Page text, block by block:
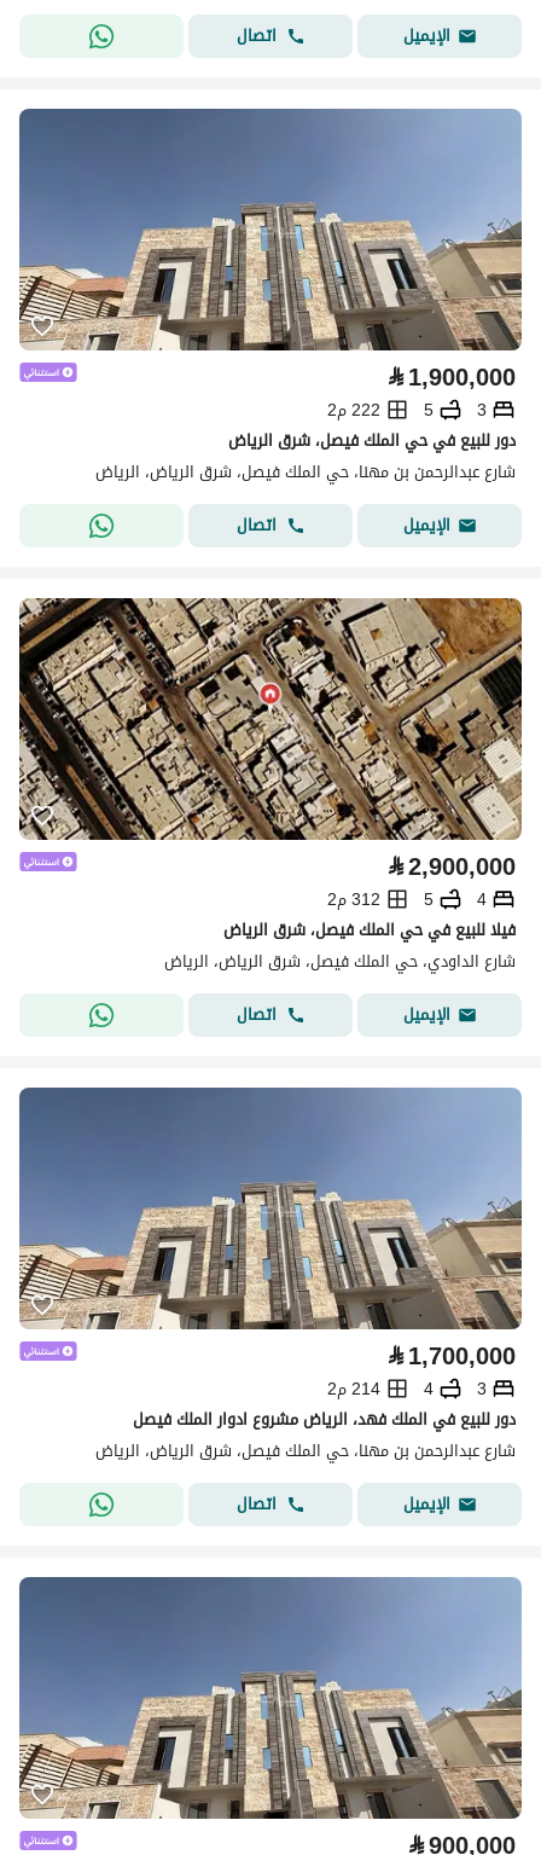
الإيميل
اتصال
⃁1,900,000
3
5
222 م2
دور للبيع في حي الملك فيصل، شرق الرياض
شارع عبدالرحمن بن مهنا، حي الملك فيصل، شرق الرياض، الرياض
الإيميل
اتصال
⃁2,900,000
4
5
312 م2
فيلا للبيع في حي الملك فيصل، شرق الرياض
شارع الداودي، حي الملك فيصل، شرق الرياض، الرياض
الإيميل
اتصال
⃁1,700,000
3
4
214 م2
دور للبيع في الملك فهد، الرياض مشروع ادوار الملك فيصل
شارع عبدالرحمن بن مهنا، حي الملك فيصل، شرق الرياض، الرياض
الإيميل
اتصال
⃁900,000